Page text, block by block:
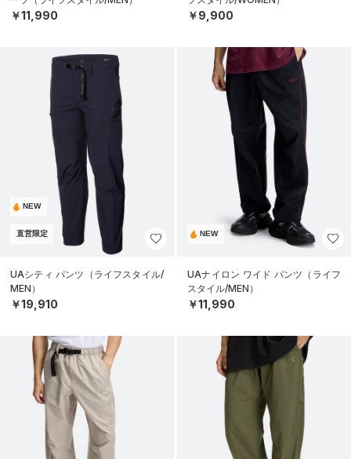
￥11,990 ￥9,900
NEW
直営限定
UAシティ パンツ（ライフスタイル/
MEN）
￥19,910
NEW
UAナイロン ワイド パンツ（ライフ
スタイル/MEN）
￥11,990